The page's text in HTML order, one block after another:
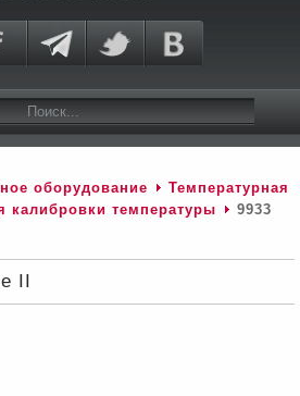
оборудование
Температурная
калибровки температуры
9933
II